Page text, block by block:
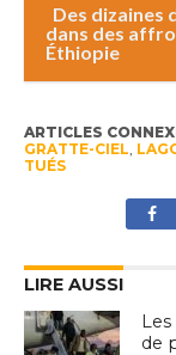
Des dizaines
dans des
Éthiopie
ARTICLES
GRATTE-CIEL
TUÉS
LIRE AUSSI
de